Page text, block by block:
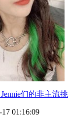
们的非主流
17 01:16:09